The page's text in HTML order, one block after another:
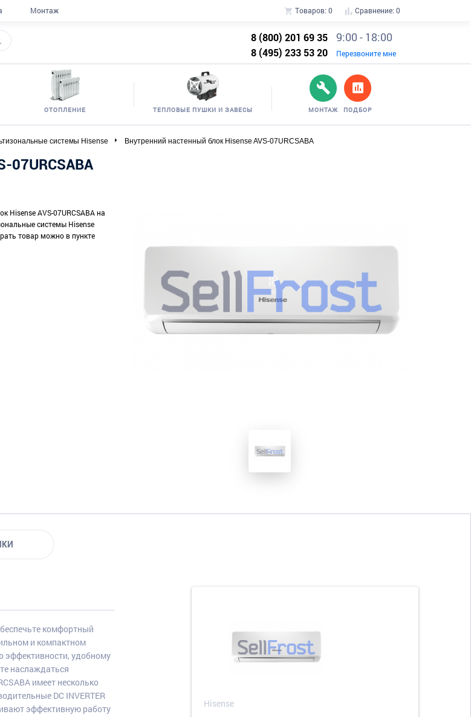
Монтаж Товаров: 0 Сравнение: 0
8 (800) 201 69 35
8 (495) 233 53 20
9:00 - 18:00
Перезвоните мне
ОТОПЛЕНИЕ ТЕПЛОВЫЕ ПУШКИ И ЗАВЕСЫ МОНТАЖ ПОДБОР
системы Hisense Внутренний настенный блок Hisense AVS-07URCSABA
07URCSABA
Hisense AVS-07URCSABA на
системы Hisense
товар можно в пункте
комфортный
и компактном
эффективности, удобному
наслаждаться
имеет несколько
DC INVERTER
эффективную работу
Hisense